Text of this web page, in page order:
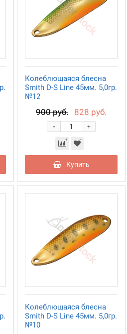
Колеблющаяся блесна
Smith D-S Line 45мм. 5,0гр.
№12
900 руб. 828 руб.
+
-
Купить
Колеблющаяся блесна
Smith D-S Line 45мм. 5,0гр.
№10